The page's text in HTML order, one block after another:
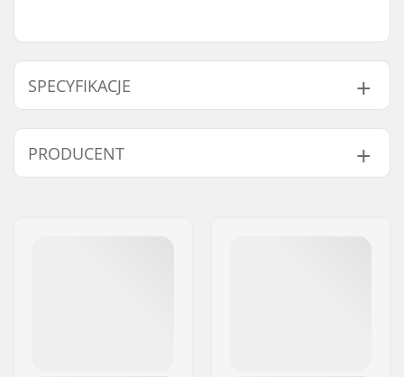
SPECYFIKACJE
Piasta:
Kaseta
Strona łańcucha:
Ilość ząbków:
9T
PRODUCENT